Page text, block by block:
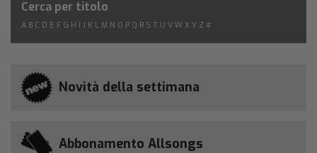
Cerca per titolo
A B C D E F G H I J K L M N O P Q R S T U V W X Y Z #
Novità della settimana
Abbonamento Allsongs